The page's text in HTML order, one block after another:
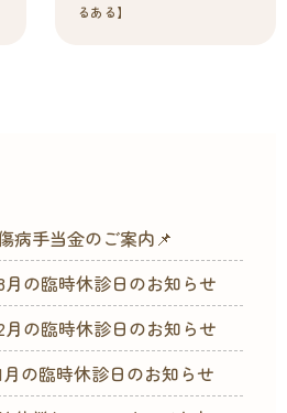
るある】
病手当金のご案内📌
月の臨時休診日のお知らせ
月の臨時休診日のお知らせ
月の臨時休診日のお知らせ